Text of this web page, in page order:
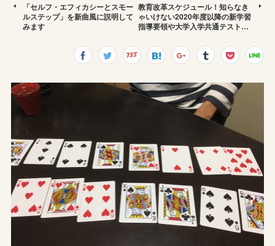
「セルフ・エフィカシーとスモー
ルステップ」を新曲風に説明して
みます
教育改革スケジュール！知らなき
ゃいけない2020年度以降の新学習
指導要領や大学入学共通テスト…